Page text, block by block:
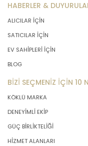
HABERLER &
ALICILAR İÇİN
SATICILAR İÇİN
EV SAHİPLERİ İÇİN
BLOG
BİZİ SEÇMENİZ İÇİN 10
KÖKLÜ MARKA
DENEYİMLİ EKİP
GÜÇ BİRLİKTELİĞİ
HİZMET ALANLARI